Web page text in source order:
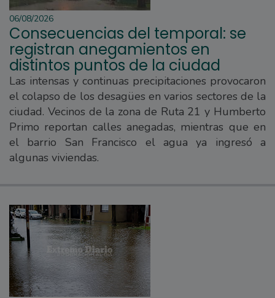
06/08/2026
Consecuencias del temporal: se
registran anegamientos en
distintos puntos de la ciudad
Las intensas y continuas precipitaciones provocaron
el colapso de los desagües en varios sectores de la
ciudad. Vecinos de la zona de Ruta 21 y Humberto
Primo reportan calles anegadas, mientras que en
el barrio San Francisco el agua ya ingresó a
algunas viviendas.